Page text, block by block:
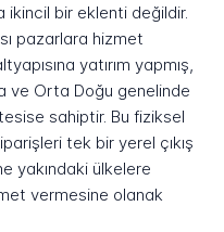
ikincil bir eklenti değildir.
pazarlara hizmet
yatırım yapmış,
ve Orta Doğu genelinde
sahiptir. Bu fiziksel
tek bir yerel çıkış
yakındaki ülkelere
vermesine olanak